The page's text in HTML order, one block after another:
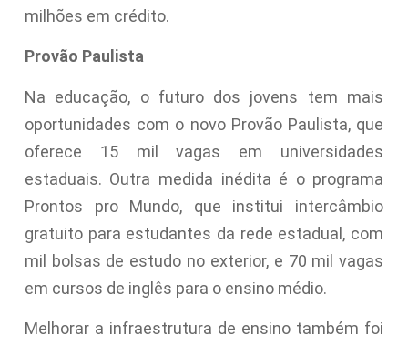
milhões em crédito.
Provão Paulista
Na educação, o futuro dos jovens tem mais
oportunidades com o novo Provão Paulista, que
oferece 15 mil vagas em universidades
estaduais. Outra medida inédita é o programa
Prontos pro Mundo, que institui intercâmbio
gratuito para estudantes da rede estadual, com
mil bolsas de estudo no exterior, e 70 mil vagas
em cursos de inglês para o ensino médio.
Melhorar a infraestrutura de ensino também foi